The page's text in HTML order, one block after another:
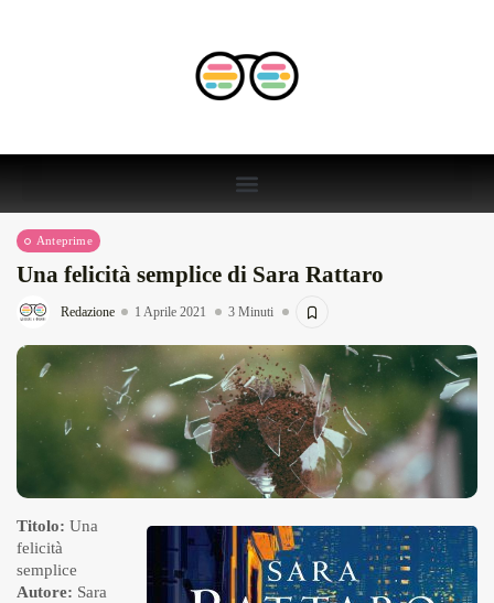
Anteprime
Una felicità semplice di Sara Rattaro
Redazione 1 Aprile 2021 3 Minuti
Titolo: Una
felicità
semplice
Autore: Sara